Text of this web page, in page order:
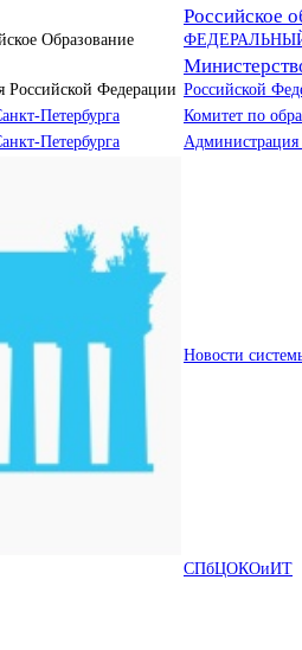
Российское
Российской
Комитет по
Администрация
Новости
СПбЦОКОиИТ